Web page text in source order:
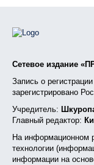
Сетевое издание
Запись о
зарегистрировано
Учредитель:
Главный редактор:
На информационном
технологии
информации на